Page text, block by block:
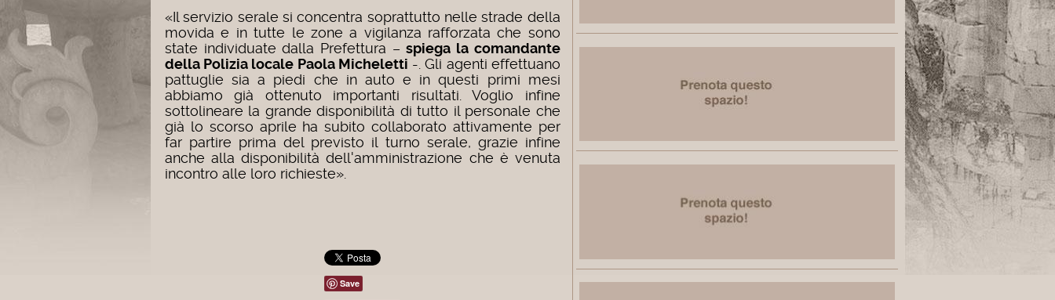
«Il servizio serale si concentra soprattutto nelle strade della
movida e in tutte le zone a vigilanza rafforzata che sono
state individuate dalla Prefettura –spiega la comandante
della Polizia locale Paola Micheletti -. Gli agenti effettuano
pattuglie sia a piedi che in auto e in questi primi mesi
abbiamo già ottenuto importanti risultati. Voglio infine
sottolineare la grande disponibilità di tutto il personale che
già lo scorso aprile ha subito collaborato attivamente per
far partire prima del previsto il turno serale, grazie infine
anche alla disponibilità dell'amministrazione che è venuta
incontro alle loro richieste».
Save